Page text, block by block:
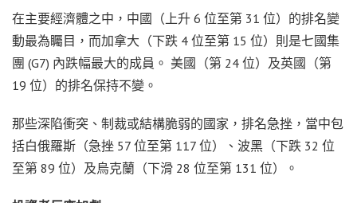
在主要經濟體之中，中國（上升 6 位至第 31 位）的排名變
動最為矚目，而加拿大（下跌 4 位至第 15 位）則是七國集
團 (G7) 內跌幅最大的成員。 美國（第 24 位）及英國（第
19 位）的排名保持不變。
那些深陷衝突、制裁或結構脆弱的國家，排名急挫，當中包
括白俄羅斯（急挫 57 位至第 117 位）、波黑（下跌 32 位
至第 89 位）及烏克蘭（下滑 28 位至第 131 位）。